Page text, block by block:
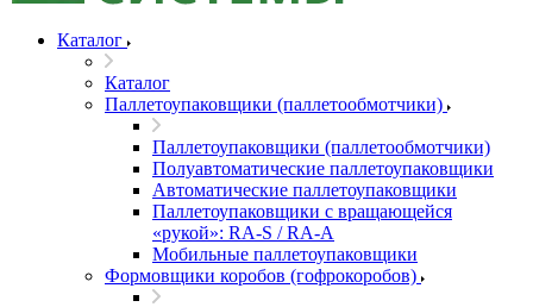
Каталог
Каталог
Паллетоупаковщики (паллетообмотчики)
Паллетоупаковщики (паллетообмотчики)
Полуавтоматические паллетоупаковщики
Автоматические паллетоупаковщики
Паллетоупаковщики с вращающейся
«рукой»: RA-S / RA-A
Мобильные паллетоупаковщики
Формовщики коробов (гофрокоробов)